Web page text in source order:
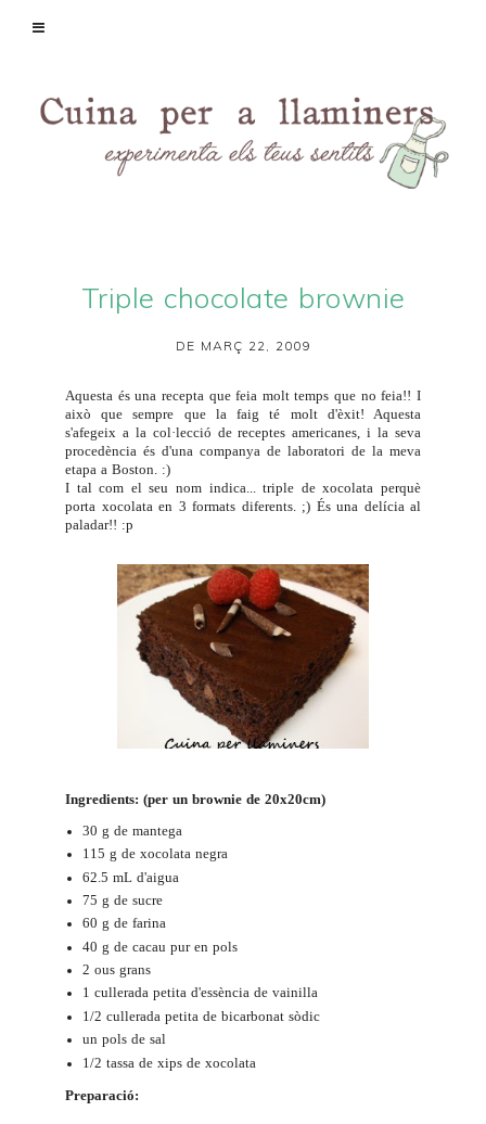
Triple chocolate brownie
DE MARÇ 22, 2009
Aquesta és una recepta que feia molt temps que no feia!! I
això que sempre que la faig té molt d'èxit! Aquesta
s'afegeix a la col·lecció de receptes americanes, i la seva
procedència és d'una companya de laboratori de la meva
etapa a Boston. :)
I tal com el seu nom indica... triple de xocolata perquè
porta xocolata en 3 formats diferents. ;) És una delícia al
paladar!! :p
Ingredients: (per un brownie de 20x20cm)
30 g de mantega
115 g de xocolata negra
62.5 mL d'aigua
75 g de sucre
60 g de farina
40 g de cacau pur en pols
2 ous grans
1 cullerada petita d'essència de vainilla
1/2 cullerada petita de bicarbonat sòdic
un pols de sal
1/2 tassa de xips de xocolata
Preparació: